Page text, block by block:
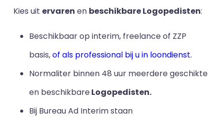
Kies uit ervaren en beschikbare Logopedisten:
Beschikbaar op interim, freelance of ZZP
basis,of als professional bij u in loondienst.
Normaliter binnen 48 uur meerdere geschikte
en beschikbareLogopedisten.
Bij Bureau Ad Interim staan